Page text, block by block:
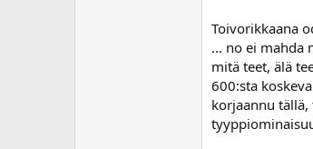
Toivorikkaana
... no ei mahda
mitä teet, älä
600:sta
korjaannu